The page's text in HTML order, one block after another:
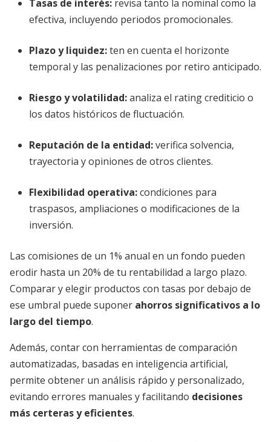
Tasas de interés: revisa tanto la nominal como la
efectiva, incluyendo periodos promocionales.
Plazo y liquidez:ten en cuenta el horizonte
temporal y las penalizaciones por retiro anticipado.
Riesgo y volatilidad:analiza el rating crediticio o
los datos históricos de fluctuación.
Reputación de la entidad:verifica solvencia,
trayectoria y opiniones de otros clientes.
Flexibilidad operativa:condiciones para
traspasos, ampliaciones o modificaciones de la
inversión.
Las comisiones de un 1% anual en un fondo pueden
erodir hasta un 20% de tu rentabilidad a largo plazo.
Comparar y elegir productos con tasas por debajo de
ese umbral puede suponer ahorros significativos a lo
largo del tiempo.
Además, contar con herramientas de comparación
automatizadas, basadas en inteligencia artificial,
permite obtener un análisis rápido y personalizado,
evitando errores manuales y facilitando decisiones
más certeras y eficientes.